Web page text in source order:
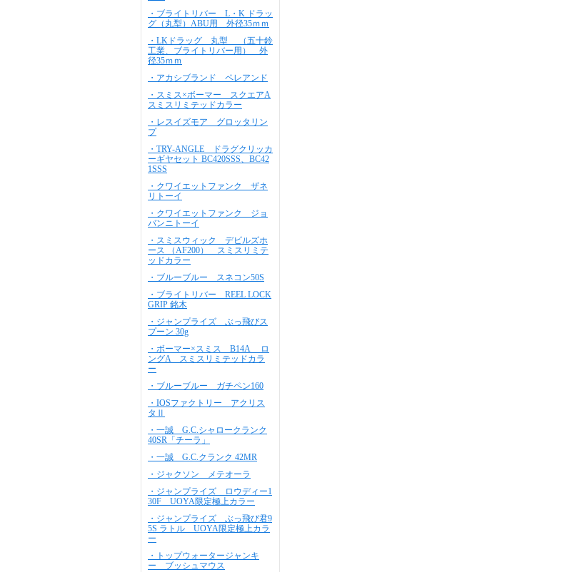
・ブライトリバー L・K ドラッ
グ（丸型）ABU用 外径35ｍｍ
・LKドラッグ 丸型 （五十鈴
工業、ブライトリバー用） 外
径35ｍｍ
・アカシブランド ペレアンド
・スミス×ボーマー スクエアA
スミスリミテッドカラー
・レスイズモア グロッタリン
プ
・TRY-ANGLE ドラグクリッカ
ーギヤセット BC420SSS、BC42
1SSS
・クワイエットファンク ザネ
リトーイ
・クワイエットファンク ジョ
バンニトーイ
・スミスウィック デビルズホ
ース （AF200） スミスリミテ
ッドカラー
・ブルーブルー スネコン50S
・ブライトリバー REEL LOCK
GRIP 銘木
・ジャンプライズ ぶっ飛びス
プーン 30g
・ボーマー×スミス B14A ロ
ングA スミスリミテッドカラ
ー
・ブルーブルー ガチペン160
・IOSファクトリー アクリス
タⅡ
・一誠 G.C.シャロークランク
40SR「チーラ」
・一誠 G.C.クランク 42MR
・ジャクソン メテオーラ
・ジャンプライズ ロウディー1
30F UOYA限定極上カラー
・ジャンプライズ ぶっ飛び君9
5S ラトル UOYA限定極上カラ
ー
・トップウォータージャンキ
ー ブッシュマウス